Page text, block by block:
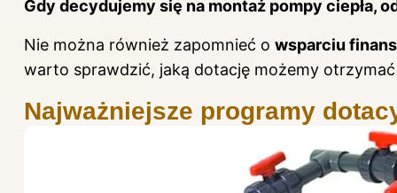
Gdy decydujemy się na montaż pompy ciepła,
Nie można również zapomnieć o wsparciu
warto sprawdzić, jaką dotację możemy
Najważniejsze programy